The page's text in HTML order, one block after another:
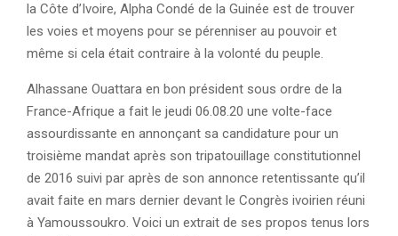
la Côte d’Ivoire, Alpha Condé de la Guinée est de trouver
les voies et moyens pour se pérenniser au pouvoir et
même si cela était contraire à la volonté du peuple.
Alhassane Ouattara en bon président sous ordre de la
France-Afrique a fait le jeudi 06.08.20 une volte-face
assourdissante en annonçant sa candidature pour un
troisième mandat après son tripatouillage constitutionnel
de 2016 suivi par après de son annonce retentissante qu’il
avait faite en mars dernier devant le Congrès ivoirien réuni
à Yamoussoukro. Voici un extrait de ses propos tenus lors